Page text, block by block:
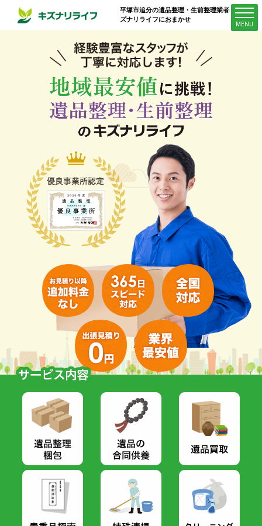
平塚市追分の遺品整理・生前整理業者はキ
ズナリライフにおまかせ